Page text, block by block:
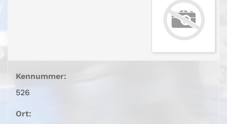
Kennummer:
526
Ort: